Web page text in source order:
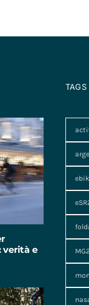
e
TAGS